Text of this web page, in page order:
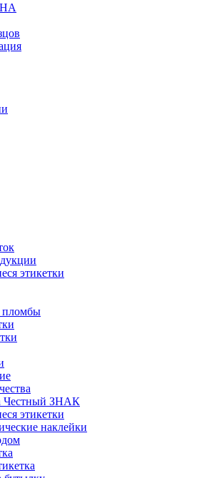
этикетки
пломбы
Честный ЗНАК
этикетки
наклейки